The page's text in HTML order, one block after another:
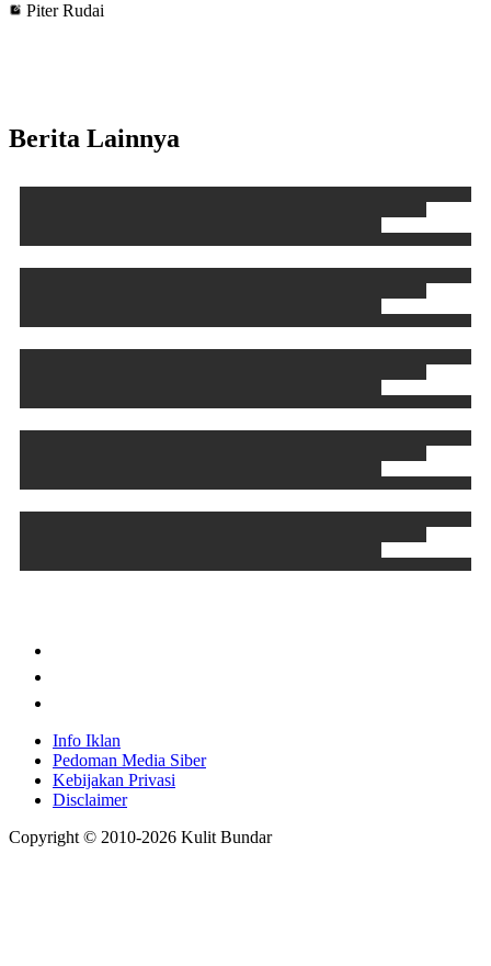
Piter Rudai
Berita Lainnya
Info Iklan
Pedoman Media Siber
Kebijakan Privasi
Disclaimer
Copyright © 2010-2026 Kulit Bundar